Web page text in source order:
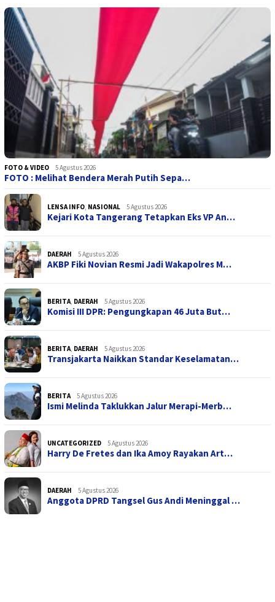
FOTO & VIDEO 5 Agustus 2026
FOTO : Melihat Bendera Merah Putih Sepa…
LENSA INFO, NASIONAL 5 Agustus 2026
Kejari Kota Tangerang Tetapkan Eks VP An…
DAERAH 5 Agustus 2026
AKBP Fiki Novian Resmi Jadi Wakapolres M…
BERITA, DAERAH 5 Agustus 2026
Komisi III DPR: Pengungkapan 46 Juta But…
BERITA, DAERAH 5 Agustus 2026
Transjakarta Naikkan Standar Keselamatan…
BERITA 5 Agustus 2026
Ismi Melinda Taklukkan Jalur Merapi-Merb…
UNCATEGORIZED 5 Agustus 2026
Harry De Fretes dan Ika Amoy Rayakan Art…
DAERAH 5 Agustus 2026
Anggota DPRD Tangsel Gus Andi Meninggal …